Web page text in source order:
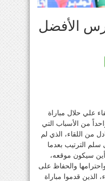
الأفضل
علي حلال مباراة
من الأسباب التي
من اللقاء، الذي لم
سلم الترتيب بعدما
سيكون موقعه،
والحفاظ على
الذين قدموا مباراة